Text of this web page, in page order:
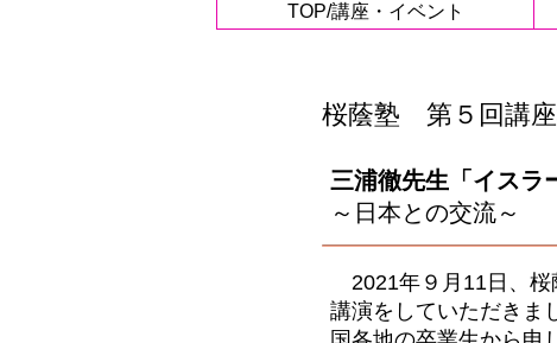
TOP/講座・イベント
桜蔭塾 第５回講
三浦徹先生 「イスラ
～日本との交流～
2021年９月11日、桜
講演をしていただきま